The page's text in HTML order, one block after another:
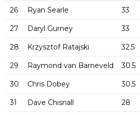
26 Ryan Searle 33
27 Daryl Gurney 33
28 Krzysztof Ratajski 32.5
29 Raymond van Barneveld 30.5
30 Chris Dobey 30.5
31 Dave Chisnall 28